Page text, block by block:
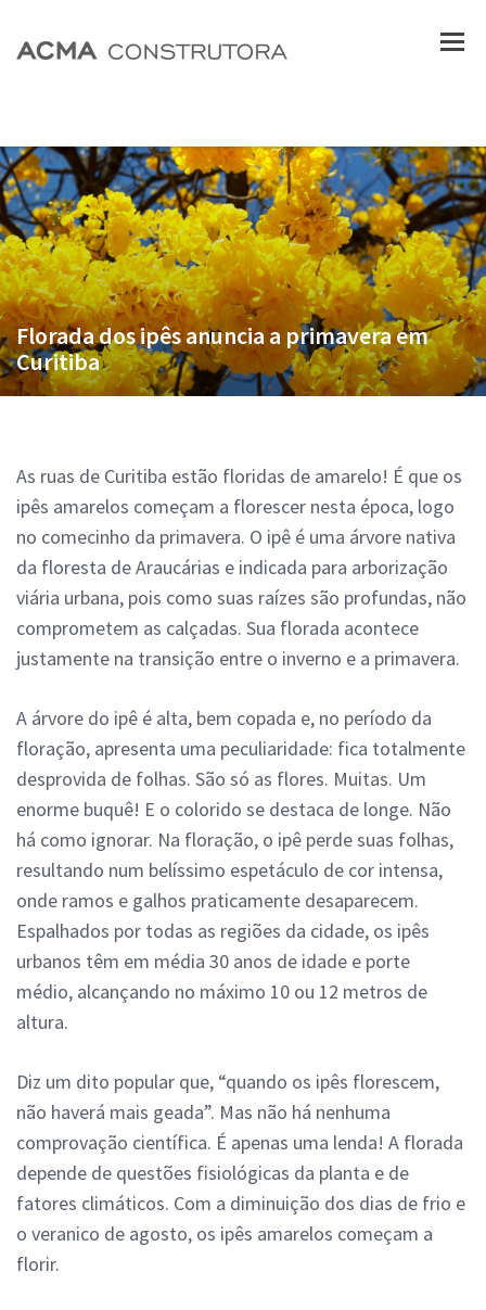
Florada dos ipês anuncia a primavera em
Curitiba
As ruas de Curitiba estão floridas de amarelo! É que os
ipês amarelos começam a florescer nesta época, logo
no comecinho da primavera. O ipê é uma árvore nativa
da floresta de Araucárias e indicada para arborização
viária urbana, pois como suas raízes são profundas, não
comprometem as calçadas. Sua florada acontece
justamente na transição entre o inverno e a primavera.
A árvore do ipê é alta, bem copada e, no período da
floração, apresenta uma peculiaridade: fica totalmente
desprovida de folhas. São só as flores. Muitas. Um
enorme buquê! E o colorido se destaca de longe. Não
há como ignorar. Na floração, o ipê perde suas folhas,
resultando num belíssimo espetáculo de cor intensa,
onde ramos e galhos praticamente desaparecem.
Espalhados por todas as regiões da cidade, os ipês
urbanos têm em média 30 anos de idade e porte
médio, alcançando no máximo 10 ou 12 metros de
altura.
Diz um dito popular que, “quando os ipês florescem,
não haverá mais geada”. Mas não há nenhuma
comprovação científica. É apenas uma lenda! A florada
depende de questões fisiológicas da planta e de
fatores climáticos. Com a diminuição dos dias de frio e
o veranico de agosto, os ipês amarelos começam a
florir.